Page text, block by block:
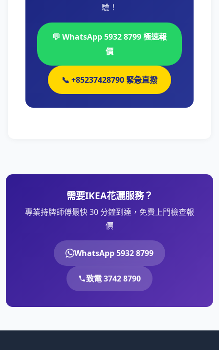
驗！
💬 WhatsApp 5932 8799 極速報
價
📞 +85237428790 緊急直撥
需要IKEA花灑服務？
專業持牌師傅最快 30 分鐘到達，免費上門檢查報
價
WhatsApp 5932 8799
致電 3742 8790